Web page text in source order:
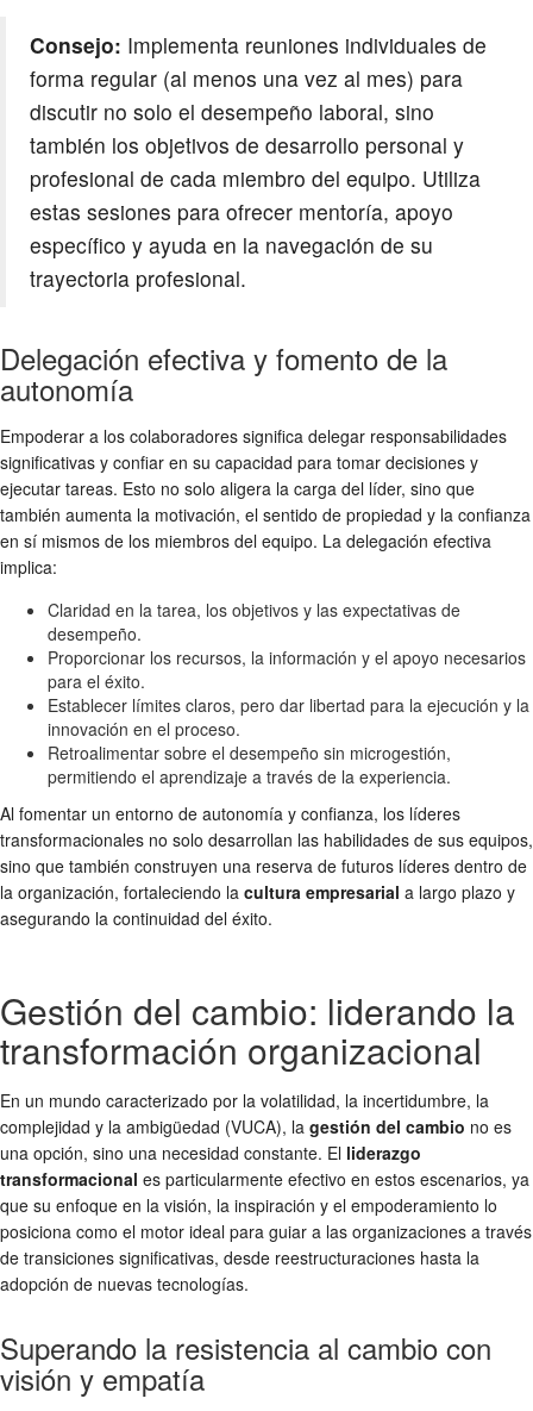
Consejo: Implementa reuniones individuales de
forma regular (al menos una vez al mes) para
discutir no solo el desempeño laboral, sino
también los objetivos de desarrollo personal y
profesional de cada miembro del equipo. Utiliza
estas sesiones para ofrecer mentoría, apoyo
específico y ayuda en la navegación de su
trayectoria profesional.
Delegación efectiva y fomento de la
autonomía
Empoderar a los colaboradores significa delegar responsabilidades
significativas y confiar en su capacidad para tomar decisiones y
ejecutar tareas. Esto no solo aligera la carga del líder, sino que
también aumenta la motivación, el sentido de propiedad y la confianza
en sí mismos de los miembros del equipo. La delegación efectiva
implica:
Claridad en la tarea, los objetivos y las expectativas de
desempeño.
Proporcionar los recursos, la información y el apoyo necesarios
para el éxito.
Establecer límites claros, pero dar libertad para la ejecución y la
innovación en el proceso.
Retroalimentar sobre el desempeño sin microgestión,
permitiendo el aprendizaje a través de la experiencia.
Al fomentar un entorno de autonomía y confianza, los líderes
transformacionales no solo desarrollan las habilidades de sus equipos,
sino que también construyen una reserva de futuros líderes dentro de
la organización, fortaleciendo la cultura empresarial a largo plazo y
asegurando la continuidad del éxito.
Gestión del cambio: liderando la
transformación organizacional
En un mundo caracterizado por la volatilidad, la incertidumbre, la
complejidad y la ambigüedad (VUCA), la gestión del cambio no es
una opción, sino una necesidad constante. El liderazgo
transformacional es particularmente efectivo en estos escenarios, ya
que su enfoque en la visión, la inspiración y el empoderamiento lo
posiciona como el motor ideal para guiar a las organizaciones a través
de transiciones significativas, desde reestructuraciones hasta la
adopción de nuevas tecnologías.
Superando la resistencia al cambio con
visión y empatía